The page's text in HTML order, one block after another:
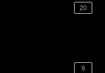
20
9